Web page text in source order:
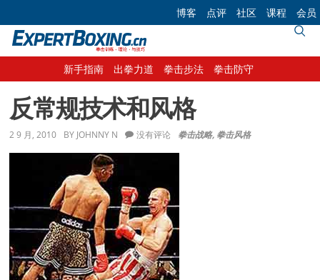
to
primary
to
main
to
primary
to
footer
博客 点评 社区 课程 会员
新手指南 出拳力道 拳击步法 拳击防守
反常规技术和风格
2 9 月, 2010 BY JOHNNY N 拳击战略, 拳击风格
没有评论